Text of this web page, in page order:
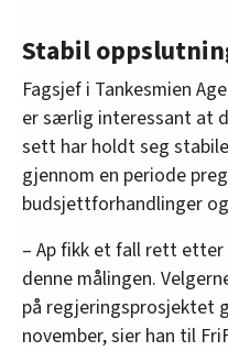
Stabil
Fagsjef i Tankesmien
er særlig interessant at
sett har holdt seg
gjennom en periode
budsjettforhandlinger
– Ap fikk et fall rett
denne målingen.
på regjeringsprosjektet
november, sier han til